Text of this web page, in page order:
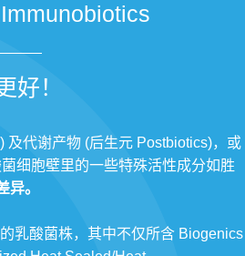
好！
及代谢产物 (后生元 Postbiotics)，或
细胞壁里的一些特殊活性成分如胜
。
乳酸菌株，其中不仅所含 Biogenics